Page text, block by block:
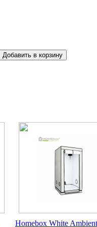
Homebox White